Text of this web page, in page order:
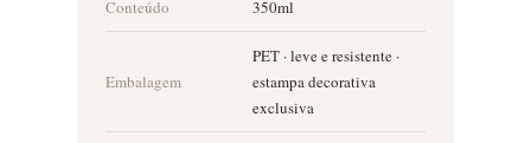
Conteúdo 350ml
Embalagem
PET · leve e resistente ·
estampa decorativa
exclusiva